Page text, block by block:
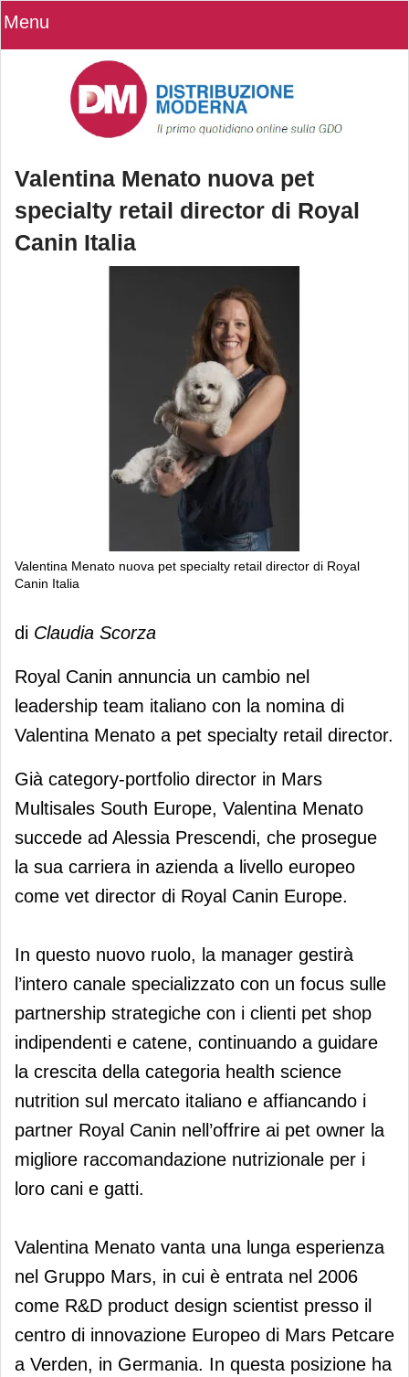
Menu
Valentina Menato nuova pet
specialty retail director di Royal
Canin Italia
Valentina Menato nuova pet specialty retail director di Royal
Canin Italia
Valentina Menato nuova pet specialty
retail director di Royal Canin Italia
di Claudia Scorza
Royal Canin annuncia un cambio nel
leadership team italiano con la nomina di
Valentina Menato a pet specialty retail director.
Già category-portfolio director in Mars
Multisales South Europe, Valentina Menato
succede ad Alessia Prescendi, che prosegue
la sua carriera in azienda a livello europeo
come vet director di Royal Canin Europe.
In questo nuovo ruolo, la manager gestirà
l’intero canale specializzato con un focus sulle
partnership strategiche con i clienti pet shop
indipendenti e catene, continuando a guidare
la crescita della categoria health science
nutrition sul mercato italiano e affiancando i
partner Royal Canin nell’offrire ai pet owner la
migliore raccomandazione nutrizionale per i
loro cani e gatti.
Valentina Menato vanta una lunga esperienza
nel Gruppo Mars, in cui è entrata nel 2006
come R&D product design scientist presso il
centro di innovazione Europeo di Mars Petcare
a Verden, in Germania. In questa posizione ha